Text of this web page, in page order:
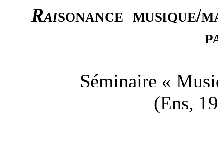
Raisonance musique/
Séminaire «
(Ens,